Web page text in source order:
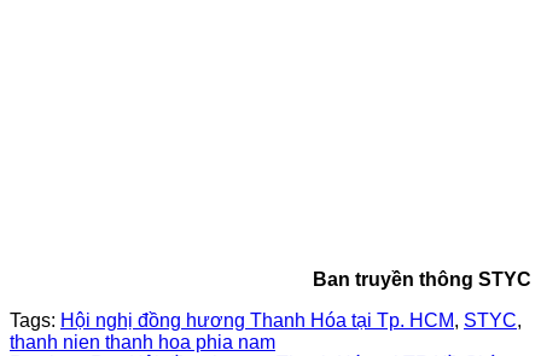
Ban truyền thông STYC
Tags: Hội nghị đồng hương Thanh Hóa tại Tp. HCM, STYC,
thanh nien thanh hoa phia nam